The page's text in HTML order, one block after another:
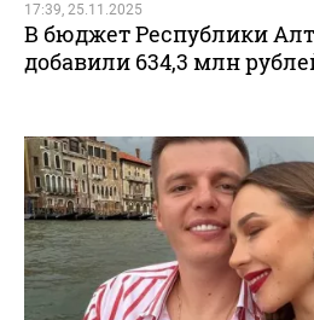
17:39, 25.11.2025
В бюджет Республики
добавили 634,3 млн